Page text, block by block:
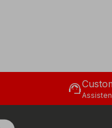
support_agent